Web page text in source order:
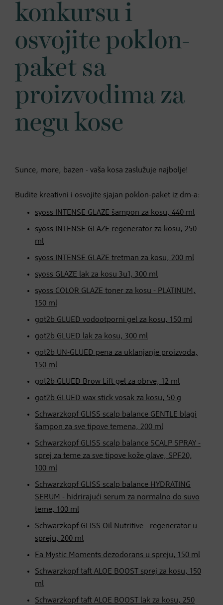
konkursu i
osvojite poklon-
paket sa
proizvodima za
negu kose
Sunce, more, bazen - vaša kosa zaslužuje najbolje!
Budite kreativni i osvojite sjajan poklon-paket iz dm-a:
syoss INTENSE GLAZE šampon za kosu, 440 ml
syoss INTENSE GLAZE regenerator za kosu, 250
ml
syoss INTENSE GLAZE tretman za kosu, 200 ml
syoss GLAZE lak za kosu 3u1, 300 ml
syoss COLOR GLAZE toner za kosu - PLATINUM,
150 ml
got2b GLUED vodootporni gel za kosu, 150 ml
got2b GLUED lak za kosu, 300 ml
got2b UN-GLUED pena za uklanjanje proizvoda,
150 ml
got2b GLUED Brow Lift gel za obrve, 12 ml
got2b GLUED wax stick vosak za kosu, 50 g
Schwarzkopf GLISS scalp balance GENTLE blagi
šampon za sve tipove temena, 200 ml
Schwarzkopf GLISS scalp balance SCALP SPRAY -
sprej za teme za sve tipove kože glave, SPF20,
100 ml
Schwarzkopf GLISS scalp balance HYDRATING
SERUM - hidrirajući serum za normalno do suvo
teme, 100 ml
Schwarzkopf GLISS Oil Nutritive - regenerator u
spreju, 200 ml
Fa Mystic Moments dezodorans u spreju, 150 ml
Schwarzkopf taft ALOE BOOST sprej za kosu, 150
ml
Schwarzkopf taft ALOE BOOST lak za kosu, 250